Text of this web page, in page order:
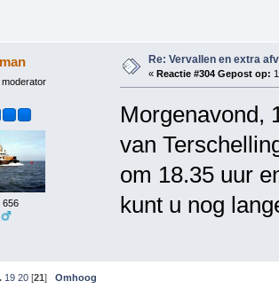
moderator
656
Re: Vervallen en extra
« Reactie #304 Gepost op:
Morgenavond,
van
om 18.35 uur
kunt u nog
19 20 [21]Omhoog